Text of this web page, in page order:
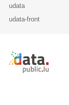
udata
udata-front
Retour à